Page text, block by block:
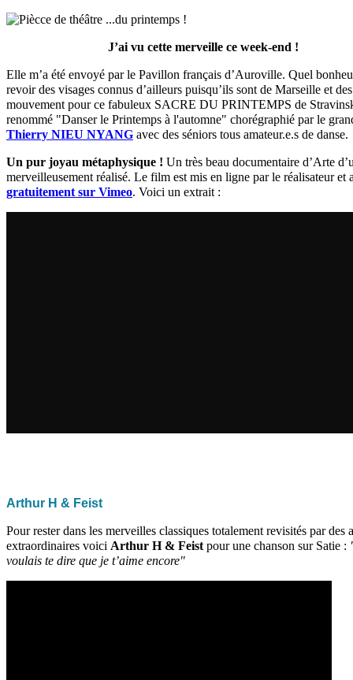
J’ai vu cette merveille ce week-end !
Elle m’a été envoyé par le Pavillon français d’Auroville. Quel
revoir des visages connus d’ailleurs puisqu’ils sont de Marseille et
mouvement pour ce fabuleux SACRE DU PRINTEMPS de
renommé "Danser le Printemps à l'automne" chorégraphié par le
Thierry NIEU NYANG avec des séniors tous amateur.e.s de danse.
Un pur joyau métaphysique ! Un très beau documentaire d’Arte
merveilleusement réalisé. Le film est mis en ligne par le réalisateur et
gratuitement sur Vimeo. Voici un extrait :
Arthur H & Feist
Pour rester dans les merveilles classiques totalement revisités par des
extraordinaires voici Arthur H & Feist pour une chanson sur Satie :
voulais te dire que je t’aime encore"